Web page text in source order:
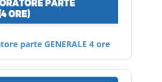
parte GENERALE 4 ore